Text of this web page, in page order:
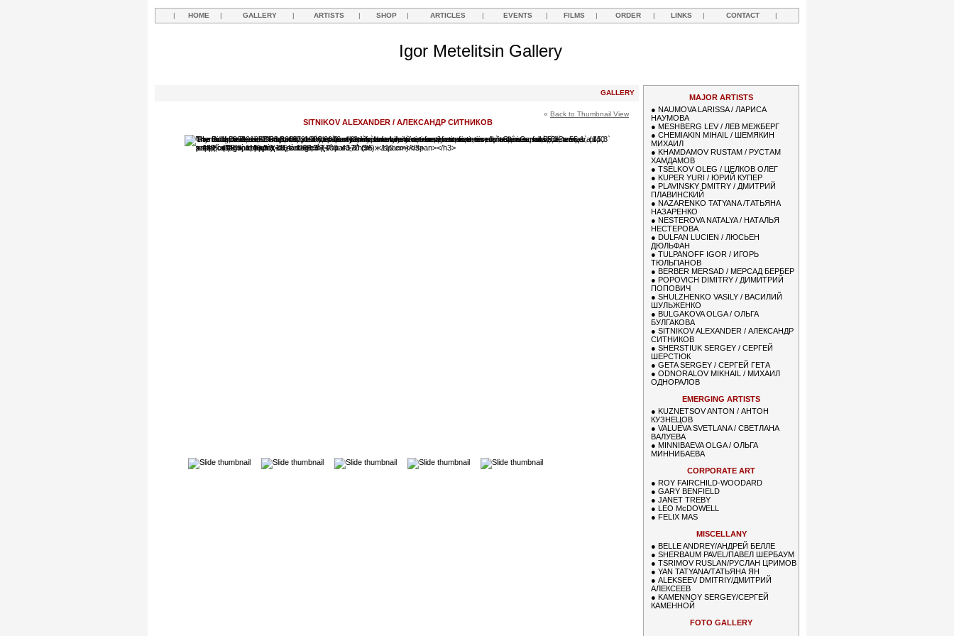
| HOME | GALLERY | ARTISTS | SHOP | ARTICLES | EVENTS | FILMS | ORDER | LINKS | CONTACT |
Igor Metelitsin Gallery
GALLERY
« Back to Thumbnail View
SITNIKOV ALEXANDER / АЛЕКСАНДР СИТНИКОВ
MAJOR ARTISTS
● NAUMOVA LARISSA / ЛАРИСА
НАУМОВА
● MESHBERG LEV / ЛЕВ МЕЖБЕРГ
● CHEMIAKIN MIHAIL / ШЕМЯКИН
МИХАИЛ
● KHAMDAMOV RUSTAM / РУСТАМ
ХАМДАМОВ
● TSELKOV OLEG / ЦЕЛКОВ ОЛЕГ
● KUPER YURI / ЮРИЙ КУПЕР
● PLAVINSKY DMITRY / ДМИТРИЙ
ПЛАВИНСКИЙ
● NAZARENKO TATYANA /ТАТЬЯНА
НАЗАРЕНКО
● NESTEROVA NATALYA / НАТАЛЬЯ
НЕСТЕРОВА
● DULFAN LUCIEN / ЛЮСЬЕН
ДЮЛЬФАН
● TULPANOFF IGOR / ИГОРЬ
ТЮЛЬПАНОВ
● BERBER MERSAD / МЕРСАД БЕРБЕР
● POPOVICH DIMITRY / ДИМИТРИЙ
ПОПОВИЧ
● SHULZHENKO VASILY / ВАСИЛИЙ
ШУЛЬЖЕНКО
● BULGAKOVA OLGA / ОЛЬГА
БУЛГАКОВА
● SITNIKOV ALEXANDER / АЛЕКСАНДР
СИТНИКОВ
● SHERSTIUK SERGEY / СЕРГЕЙ
ШЕРСТЮК
● GETA SERGEY / СЕРГЕЙ ГЕТА
● ODNORALOV MIKHAIL / МИХАИЛ
ОДНОРАЛОВ
EMERGING ARTISTS
● KUZNETSOV ANTON / АНТОН
КУЗНЕЦОВ
● VALUEVA SVETLANA / СВЕТЛАНА
ВАЛУЕВА
● MINNIBAEVA OLGA / ОЛЬГА
МИННИБАЕВА
CORPORATE ART
● ROY FAIRCHILD-WOODARD
● GARY BENFIELD
● JANET TREBY
● LEO McDOWELL
● FELIX MAS
MISCELLANY
● BELLE ANDREY/АНДРЕЙ БЕЛЛЕ
● SHERBAUM PAVEL/ПАВЕЛ ШЕРБАУМ
● TSRIMOV RUSLAN/РУСЛАН ЦРИМОВ
● YAN TATYANA/ТАТЬЯНА ЯН
● ALEKSEEV DMITRIY/ДМИТРИЙ
АЛЕКСЕЕВ
● KAMENNOY SERGEY/СЕРГЕЙ
КАМЕННОЙ
FOTO GALLERY